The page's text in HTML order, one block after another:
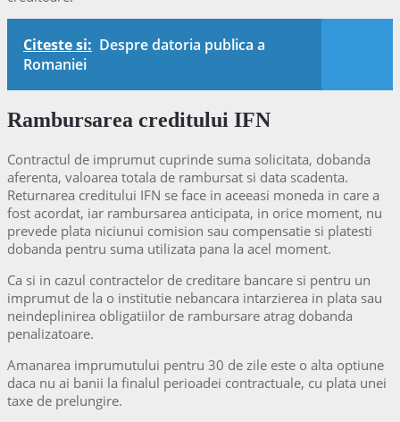
Citeste si: Despre datoria publica a
Romaniei
Rambursarea creditului IFN
Contractul de imprumut cuprinde suma solicitata, dobanda
aferenta, valoarea totala de rambursat si data scadenta.
Returnarea creditului IFN se face in aceeasi moneda in care a
fost acordat, iar rambursarea anticipata, in orice moment, nu
prevede plata niciunui comision sau compensatie si platesti
dobanda pentru suma utilizata pana la acel moment.
Ca si in cazul contractelor de creditare bancare si pentru un
imprumut de la o institutie nebancara intarzierea in plata sau
neindeplinirea obligatiilor de rambursare atrag dobanda
penalizatoare.
Amanarea imprumutului pentru 30 de zile este o alta optiune
daca nu ai banii la finalul perioadei contractuale, cu plata unei
taxe de prelungire.